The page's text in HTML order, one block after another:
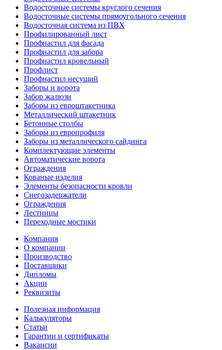
Водосточные системы круглого сечения
Водосточные системы прямоугольного сечения
Водосточная система из ПВХ
Профилированный лист
Профнастил для фасада
Профнастил для забора
Профнастил кровельный
Профлист
Профнастил несущий
Заборы и ворота
Забор жалюзи
Заборы из евроштакетника
Металлический штакетник
Бетонные столбы
Заборы из европрофиля
Заборы из металлического сайдинга
Комплектующие элементы
Автоматические ворота
Ограждения
Кованые изделия
Элементы безопасности кровли
Снегозадержатели
Ограждения
Лестницы
Переходные мостики
Компания
О компании
Производство
Поставщики
Дипломы
Акции
Реквизиты
Полезная информация
Калькуляторы
Статьи
Гарантии и сертификаты
Вакансии